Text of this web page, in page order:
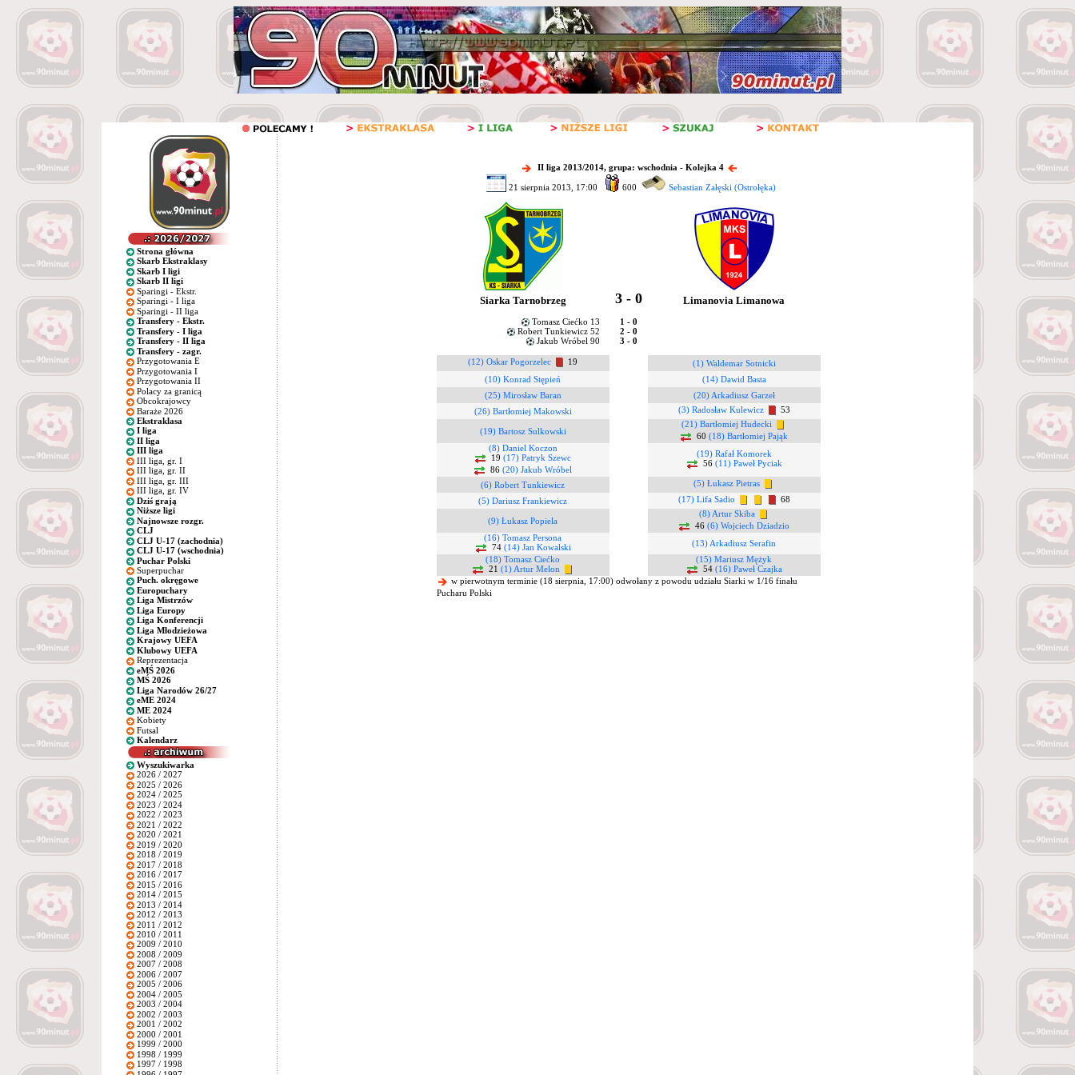
Strona główna
Skarb Ekstraklasy
Skarb I ligi
Skarb II ligi
Sparingi - Ekstr.
Sparingi - I liga
Sparingi - II liga
Transfery - Ekstr.
Transfery - I liga
Transfery - II liga
Transfery - zagr.
Przygotowania E
Przygotowania I
Przygotowania II
Polacy za granicą
Obcokrajowcy
Baraże 2026
Ekstraklasa
I liga
II liga
III liga
III liga, gr. I
III liga, gr. II
III liga, gr. III
III liga, gr. IV
Dziś grają
Niższe ligi
Najnowsze rozgr.
CLJ
CLJ U-17 (zachodnia)
CLJ U-17 (wschodnia)
Puchar Polski
Superpuchar
Puch. okręgowe
Europuchary
Liga Mistrzów
Liga Europy
Liga Konferencji
Liga Młodzieżowa
Krajowy UEFA
Klubowy UEFA
Reprezentacja
eMŚ 2026
MŚ 2026
Liga Narodów 26/27
eME 2024
ME 2024
Kobiety
Futsal
Kalendarz
Wyszukiwarka
2026 / 2027
2025 / 2026
2024 / 2025
2023 / 2024
2022 / 2023
2021 / 2022
2020 / 2021
2019 / 2020
2018 / 2019
2017 / 2018
2016 / 2017
2015 / 2016
2014 / 2015
2013 / 2014
2012 / 2013
2011 / 2012
2010 / 2011
2009 / 2010
2008 / 2009
2007 / 2008
2006 / 2007
2005 / 2006
2004 / 2005
2003 / 2004
2002 / 2003
2001 / 2002
2000 / 2001
1999 / 2000
1998 / 1999
1997 / 1998
II liga 2013/2014, grupa: wschodnia - Kolejka 4
21 sierpnia 2013, 17:00 600 Sebastian Załęski (Ostrołęka)
Siarka Tarnobrzeg 3 - 0 Limanovia Limanowa
Tomasz Ciećko 13
1 - 0
Robert Tunkiewicz 52
2 - 0
Jakub Wróbel 90
3 - 0
(12) Oskar Pogorzelec 19
(1) Waldemar Sotnicki
(10) Konrad Stępień
(14) Dawid Basta
(25) Mirosław Baran
(20) Arkadiusz Garzeł
(26) Bartłomiej Makowski
(3) Radosław Kulewicz 53
(19) Bartosz Sulkowski
(21) Bartłomiej Hudecki
60 (18) Bartłomiej Pająk
(8) Daniel Koczon
19 (17) Patryk Szewc
86 (20) Jakub Wróbel
(19) Rafał Komorek
56 (11) Paweł Pyciak
(6) Robert Tunkiewicz
(5) Łukasz Pietras
(5) Dariusz Frankiewicz
(17) Lifa Sadio 68
(9) Łukasz Popiela
(8) Artur Skiba
46 (6) Wojciech Dziadzio
(16) Tomasz Persona
74 (14) Jan Kowalski
(13) Arkadiusz Serafin
(18) Tomasz Ciećko
21 (1) Artur Melon
(15) Mariusz Mężyk
54 (16) Paweł Czajka
w pierwotnym terminie (18 sierpnia, 17:00) odwołany z powodu udziału Siarki w 1/16 finału
Pucharu Polski